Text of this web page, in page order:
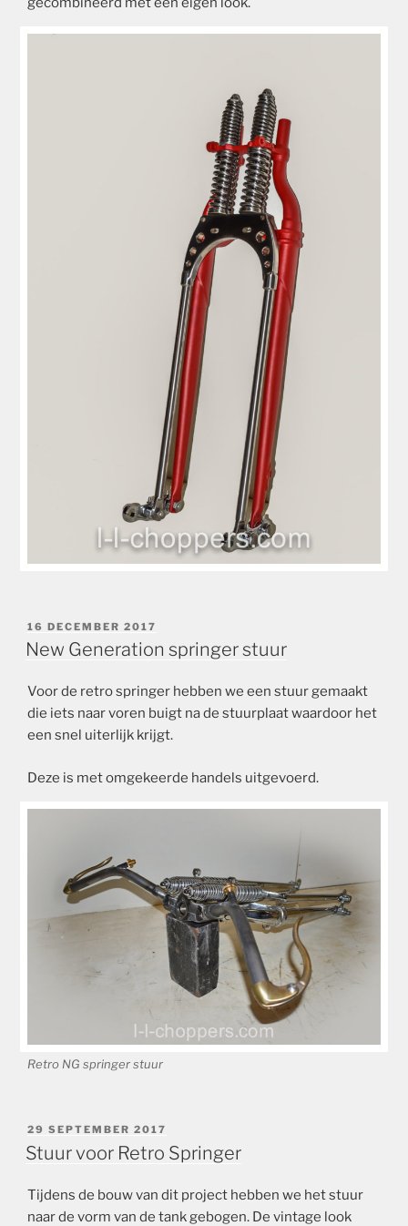
GEPLAATST
OP
16 DECEMBER 2017
New Generation springer stuur
Voor de retro springer hebben we een stuur gemaakt
die iets naar voren buigt na de stuurplaat waardoor het
een snel uiterlijk krijgt.
Deze is met omgekeerde handels uitgevoerd.
Retro NG springer stuur
GEPLAATST
OP
29 SEPTEMBER 2017
Stuur voor Retro Springer
Tijdens de bouw van dit project hebben we het stuur
naar de vorm van de tank gebogen. De vintage look